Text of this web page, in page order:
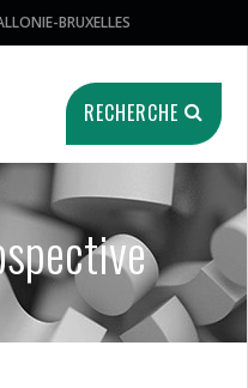
BRUXELLES
RECHERCHE